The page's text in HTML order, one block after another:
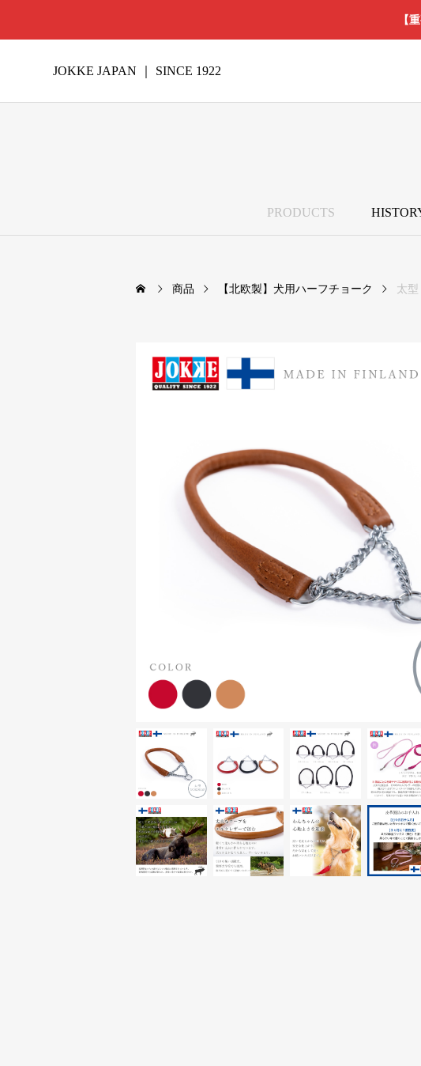
【
JOKKE JAPAN ｜ SINCE 1922
PRODUCTS
商品 【北欧製】犬用ハーフチョーク 太型